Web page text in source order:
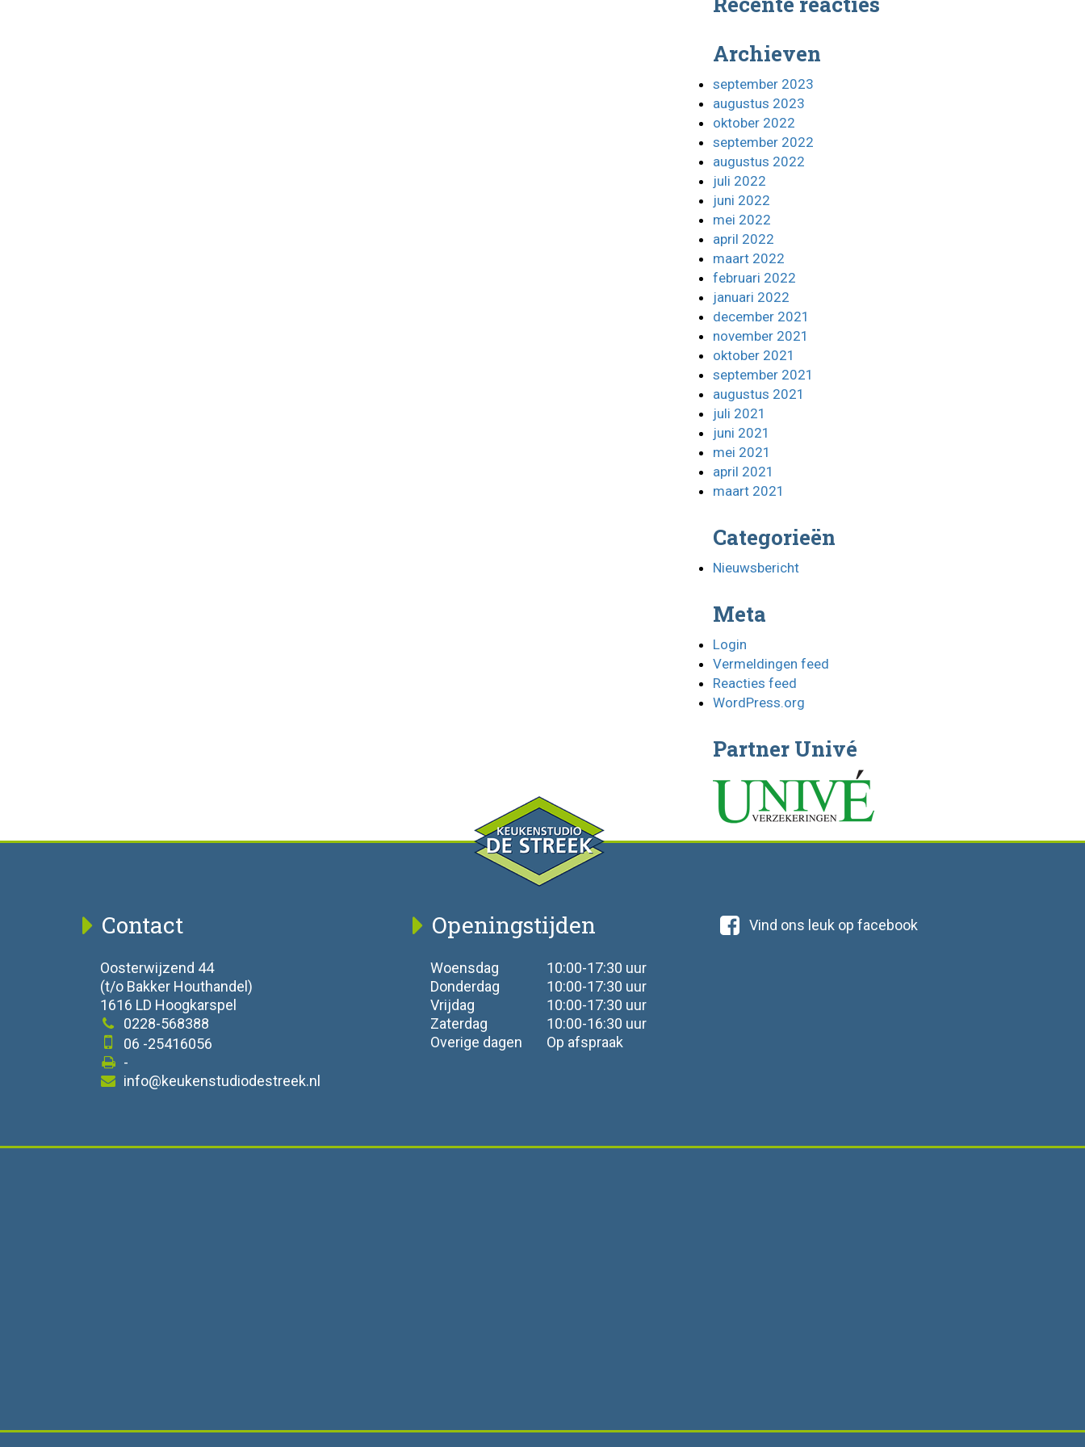
Archieven
september 2023
augustus 2023
oktober 2022
september 2022
augustus 2022
juli 2022
juni 2022
mei 2022
april 2022
maart 2022
februari 2022
januari 2022
december 2021
november 2021
oktober 2021
september 2021
augustus 2021
juli 2021
juni 2021
mei 2021
april 2021
maart 2021
Categorieën
Nieuwsbericht
Meta
Login
Vermeldingen feed
Reacties feed
WordPress.org
Partner Univé
Contact
Oosterwijzend 44
(t/o Bakker Houthandel)
1616 LD Hoogkarspel
0228-568388
06 -25416056
-
info@keukenstudiodestreek.nl
Openingstijden
Woensdag
10:00-17:30 uur
Donderdag
10:00-17:30 uur
Vrijdag
10:00-17:30 uur
Zaterdag
10:00-16:30 uur
Overige dagen
Op afspraak
Vind ons leuk op facebook